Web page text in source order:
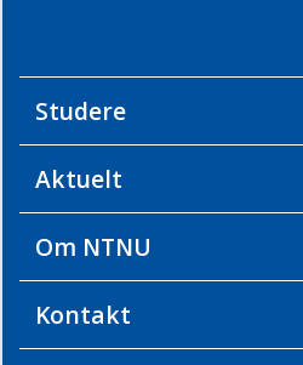
Studere
Aktuelt
Om NTNU
Kontakt